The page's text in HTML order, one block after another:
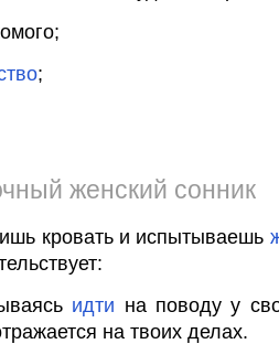
;
женский сонник
кровать и испытываешь
идти на поводу у
на твоих делах.